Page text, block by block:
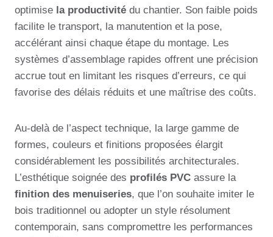
optimise la productivité du chantier. Son faible poids
facilite le transport, la manutention et la pose,
accélérant ainsi chaque étape du montage. Les
systèmes d’assemblage rapides offrent une précision
accrue tout en limitant les risques d’erreurs, ce qui
favorise des délais réduits et une maîtrise des coûts.
Au-delà de l’aspect technique, la large gamme de
formes, couleurs et finitions proposées élargit
considérablement les possibilités architecturales.
L’esthétique soignée des profilés PVC assure la
finition des menuiseries, que l’on souhaite imiter le
bois traditionnel ou adopter un style résolument
contemporain, sans compromettre les performances